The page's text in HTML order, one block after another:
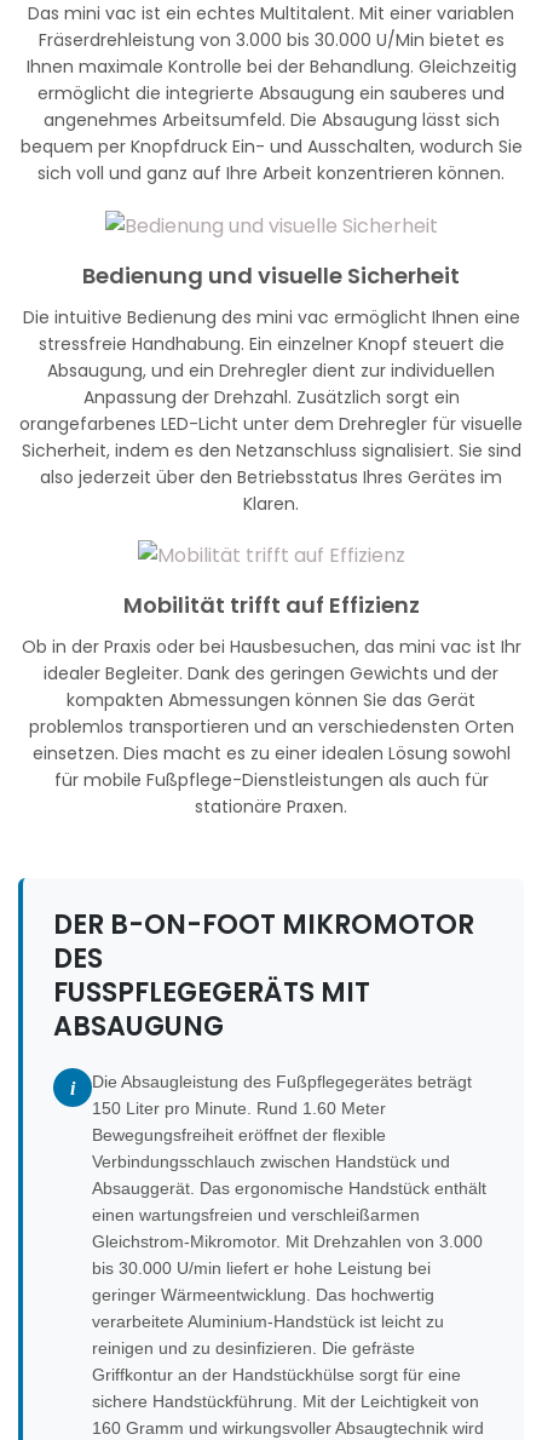
Das mini vac ist ein echtes Multitalent. Mit einer variablen
Fräserdrehleistung von 3.000 bis 30.000 U/Min bietet es
Ihnen maximale Kontrolle bei der Behandlung. Gleichzeitig
ermöglicht die integrierte Absaugung ein sauberes und
angenehmes Arbeitsumfeld. Die Absaugung lässt sich
bequem per Knopfdruck Ein- und Ausschalten, wodurch Sie
sich voll und ganz auf Ihre Arbeit konzentrieren können.
Bedienung und visuelle Sicherheit
Die intuitive Bedienung des mini vac ermöglicht Ihnen eine
stressfreie Handhabung. Ein einzelner Knopf steuert die
Absaugung, und ein Drehregler dient zur individuellen
Anpassung der Drehzahl. Zusätzlich sorgt ein
orangefarbenes LED-Licht unter dem Drehregler für visuelle
Sicherheit, indem es den Netzanschluss signalisiert. Sie sind
also jederzeit über den Betriebsstatus Ihres Gerätes im
Klaren.
Mobilität trifft auf Effizienz
Ob in der Praxis oder bei Hausbesuchen, das mini vac ist Ihr
idealer Begleiter. Dank des geringen Gewichts und der
kompakten Abmessungen können Sie das Gerät
problemlos transportieren und an verschiedensten Orten
einsetzen. Dies macht es zu einer idealen Lösung sowohl
für mobile Fußpflege-Dienstleistungen als auch für
stationäre Praxen.
DER B-ON-FOOT MIKROMOTOR
DES
FUSSPFLEGEGERÄTS MIT A
BSAUGUNG
i
Die Absaugleistung des Fußpflegegerätes beträgt
150 Liter pro Minute. Rund 1.60 Meter
Bewegungsfreiheit eröffnet der flexible
Verbindungsschlauch zwischen Handstück und
Absauggerät. Das ergonomische Handstück enthält
einen wartungsfreien und verschleißarmen
Gleichstrom-Mikromotor. Mit Drehzahlen von 3.000
bis 30.000 U/min liefert er hohe Leistung bei
geringer Wärmeentwicklung. Das hochwertig
verarbeitete Aluminium-Handstück ist leicht zu
reinigen und zu desinfizieren. Die gefräste
Griffkontur an der Handstückhülse sorgt für eine
sichere Handstückführung. Mit der Leichtigkeit von
160 Gramm und wirkungsvoller Absaugtechnik wird